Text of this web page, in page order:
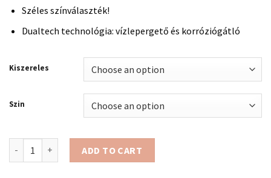
Széles színválaszték!
Dualtech technológia: vízlepergető és korróziógátló
Kiszereles
Szin
ADD TO CART